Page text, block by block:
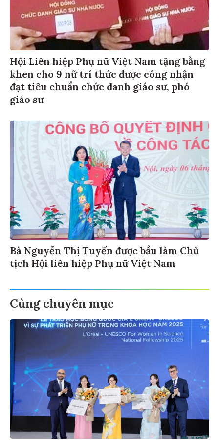
Hội Liên hiệp Phụ nữ Việt Nam tặng bằng
khen cho 9 nữ trí thức được công nhận
đạt tiêu chuẩn chức danh giáo sư, phó
giáo sư
Bà Nguyễn Thị Tuyến được bầu làm Chủ
tịch Hội liên hiệp Phụ nữ Việt Nam
Cùng chuyên mục